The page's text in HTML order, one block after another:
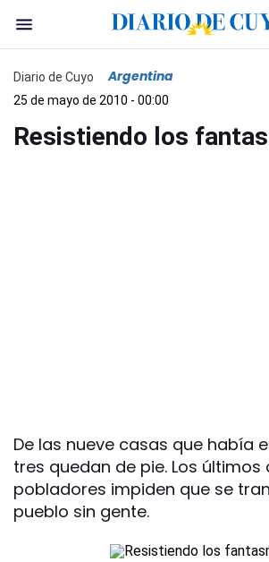
Diario de Cuyo Argentina
25 de mayo de 2010 - 00:00
Resistiendo los
De las nueve casas que había
tres quedan de pie. Los últimos
pobladores impiden que se
pueblo sin gente.